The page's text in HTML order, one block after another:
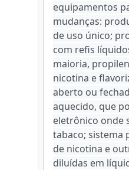
equipamentos
mudanças:
de uso único;
com refis
maioria,
nicotina e
aberto ou
aquecido, que
eletrônico onde
tabaco; sistema
de nicotina e
diluídas em